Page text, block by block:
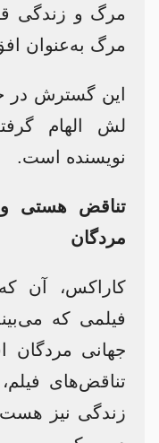
مرگ و زندگی
مرگ به‌عنوان
این گسترش در
لش الهام
نویسنده است.
تناقض هستی
مردگان
کاراکس، آن
فیلمی که
جهانی مردگان
تناقض‌های
زندگی نیز